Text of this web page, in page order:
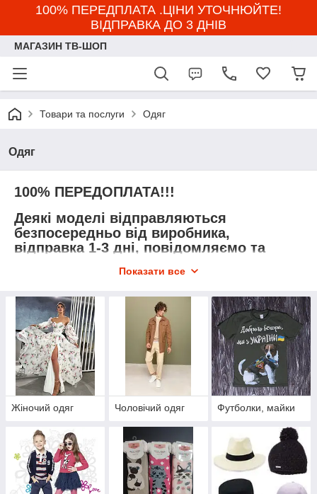
100% ПЕРЕДПЛАТА .ЦІНИ УТОЧНЮЙТЕ!
ВІДПРАВКА ДО 3 ДНІВ
МАГАЗИН ТВ-ШОП
Товари та послуги Одяг
Одяг
100% ПЕРЕДОПЛАТА!!!
Деякі моделі відправляються
безпосередньо від виробника,
відправка 1-3 дні, повідомляємо та
Показати все
Жіночий одяг Чоловічий одяг Футболки, майки